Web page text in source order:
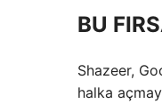
BU
Shazeer,
halka